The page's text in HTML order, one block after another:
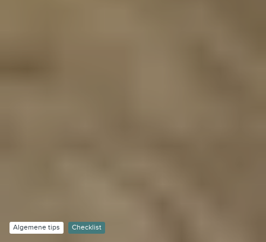
Algemene tips Checklist